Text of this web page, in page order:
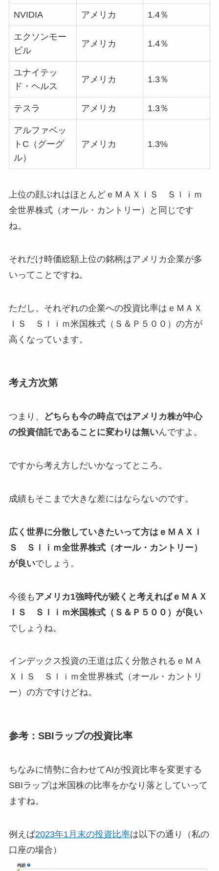
NVIDIA アメリカ 1.4％
エクソンモー
ビル
アメリカ 1.4％
ユナイテッ
ド・ヘルス
アメリカ 1.3％
テスラ アメリカ 1.3％
アルファベッ
トC（グーグ
ル）
アメリカ 1.3%
上位の顔ぶれはほとんどｅＭＡＸＩＳ Ｓｌｉｍ
全世界株式（オール・カントリー）と同じです
ね。
それだけ時価総額上位の銘柄はアメリカ企業が多
いってことですね。
ただし、それぞれの企業への投資比率はｅＭＡＸ
ＩＳ Ｓｌｉｍ米国株式（Ｓ＆Ｐ５００）の方が
高くなっています。
考え方次第
つまり、
どちらも今の時点ではアメリカ株が中心
の投資信託であることに変わりは無いんですよ。
ですから考え方しだいかなってところ。
成績もそこまで大きな差にはならないのです。
広く世界に分散していきたいって方はｅＭＡＸＩ
Ｓ Ｓｌｉｍ全世界株式（オール・カントリー）
が良いでしょう。
今後も アメリカ1強時代が続くと考えればｅＭＡＸ
ＩＳ Ｓｌｉｍ米国株式（Ｓ＆Ｐ５００）が良い
でしょうね。
インデックス投資の王道は広く分散されるｅＭＡ
ＸＩＳ Ｓｌｉｍ全世界株式（オール・カントリ
ー）の方ですけどね。
参考：SBIラップの投資比率
ちなみに情勢に合わせてAIが投資比率を変更する
SBIラップは米国株の比率をかなり落としていって
ますね。
例えば2023年1月末の投資比率は以下の通り（私の
口座の場合）